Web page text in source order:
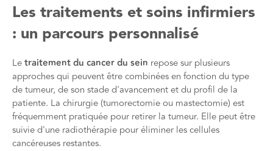
Les traitements et soins infirmiers
: un parcours personnalisé
Letraitement du cancer du sein repose sur plusieurs
approches qui peuvent être combinées en fonction du type
de tumeur, de son stade d'avancement et du profil de la
patiente. La chirurgie (tumorectomie ou mastectomie) est
fréquemment pratiquée pour retirer la tumeur. Elle peut être
suivie d'une radiothérapie pour éliminer les cellules
cancéreuses restantes.